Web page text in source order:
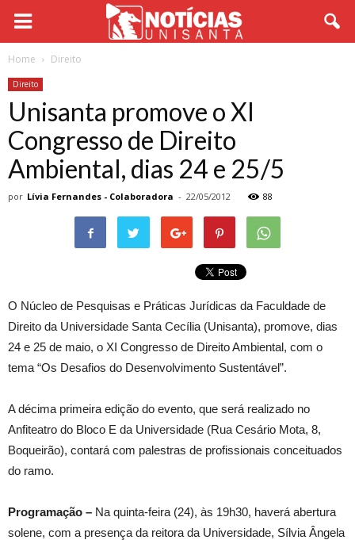
Home Direito
Direito
Unisanta promove o XI
Congresso de Direito
Ambiental, dias 24 e 25/5
por Lívia Fernandes - Colaboradora - 22/05/2012 88
O Núcleo de Pesquisas e Práticas Jurídicas da Faculdade de
Direito da Universidade Santa Cecília (Unisanta), promove, dias
24 e 25 de maio, o XI Congresso de Direito Ambiental, com o
tema “Os Desafios do Desenvolvimento Sustentável”.
A décima primeira edição do evento, que será realizado no
Anfiteatro do Bloco E da Universidade (Rua Cesário Mota, 8,
Boqueirão), contará com palestras de profissionais conceituados
do ramo.
Programação – Na quinta-feira (24), às 19h30, haverá abertura
solene, com a presença da reitora da Universidade, Sílvia Ângela